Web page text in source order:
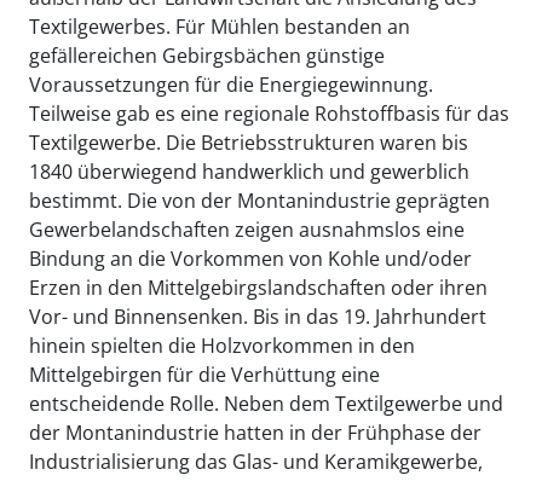
Textilgewerbes. Für Mühlen bestanden an
gefällereichen Gebirgsbächen günstige
Voraussetzungen für die Energiegewinnung.
Teilweise gab es eine regionale Rohstoffbasis für das
Textilgewerbe. Die Betriebsstrukturen waren bis
1840 überwiegend handwerklich und gewerblich
bestimmt. Die von der Montanindustrie geprägten
Gewerbelandschaften zeigen ausnahmslos eine
Bindung an die Vorkommen von Kohle und/oder
Erzen in den Mittelgebirgslandschaften oder ihren
Vor- und Binnensenken. Bis in das 19. Jahrhundert
hinein spielten die Holzvorkommen in den
Mittelgebirgen für die Verhüttung eine
entscheidende Rolle. Neben dem Textilgewerbe und
der Montanindustrie hatten in der Frühphase der
Industrialisierung das Glas- und Keramikgewerbe,